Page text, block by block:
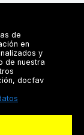
de
en
y
de nuestra
docfav